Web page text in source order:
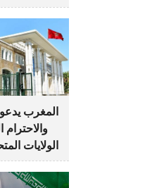
المغرب
والاحترام
الولايات